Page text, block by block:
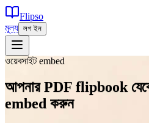
Flipso
মূল্য লগ ইন
ওয়েবসাইট embed
আপনার PDF flipbook
embed করুন